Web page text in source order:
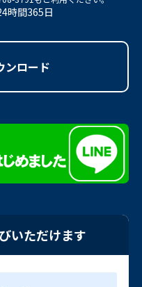
時間365日
ンロード
いただけます